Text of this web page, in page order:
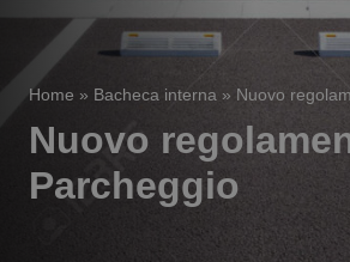
Home » Bacheca interna » Nuovo
Nuovo
Parcheggio